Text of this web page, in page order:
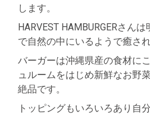
します。
HARVEST HAMBURGERさん
で自然の中にいるようで癒され
バーガーは沖縄県産の食材に
ュルームをはじめ新鮮なお野
絶品です。
トッピングもいろいろあり自